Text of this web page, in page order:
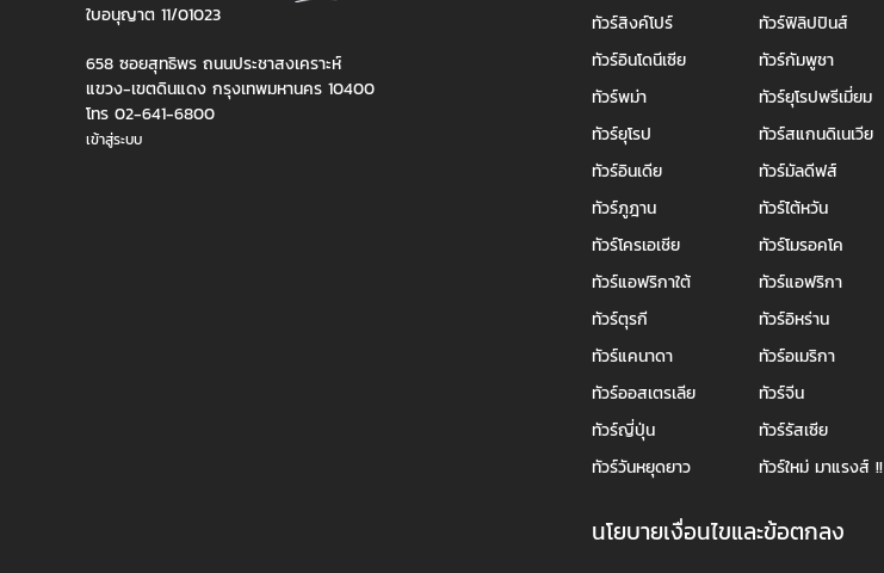
ใบอนุญาต 11/01023
658 ซอยสุทธิพร ถนนประชาสงเคราะห์
แขวง-เขตดินแดง กรุงเทพมหานคร 10400
โทร 02-641-6800
เข้าสู่ระบบ
ทัวร์สิงค์โปร์
ทัวร์ฟิลิปปินส์
ทัวร์อินโดนีเซีย
ทัวร์กัมพูชา
ทัวร์พม่า
ทัวร์ยุโรปพรีเมี่ยม
ทัวร์ยุโรป
ทัวร์สแกนดิเนเวีย
ทัวร์อินเดีย
ทัวร์มัลดีฟส์
ทัวร์ภูฎาน
ทัวร์ไต้หวัน
ทัวร์โครเอเชีย
ทัวร์โมรอคโค
ทัวร์แอฟริกาใต้
ทัวร์แอฟริกา
ทัวร์ตุรกี
ทัวร์อิหร่าน
ทัวร์แคนาดา
ทัวร์อเมริกา
ทัวร์ออสเตรเลีย
ทัวร์จีน
ทัวร์ญี่ปุ่น
ทัวร์รัสเซีย
ทัวร์วันหยุดยาว
ทัวร์ใหม่ มาแรงส์ !!
นโยบายเงื่อนไขและข้อตกลง